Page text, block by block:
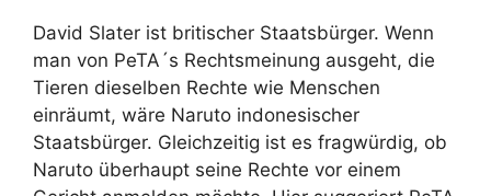
David Slater ist britischer Staatsbürger. Wenn
man von PeTA´s Rechtsmeinung ausgeht, die
Tieren dieselben Rechte wie Menschen
einräumt, wäre Naruto indonesischer
Staatsbürger. Gleichzeitig ist es fragwürdig, ob
Naruto überhaupt seine Rechte vor einem